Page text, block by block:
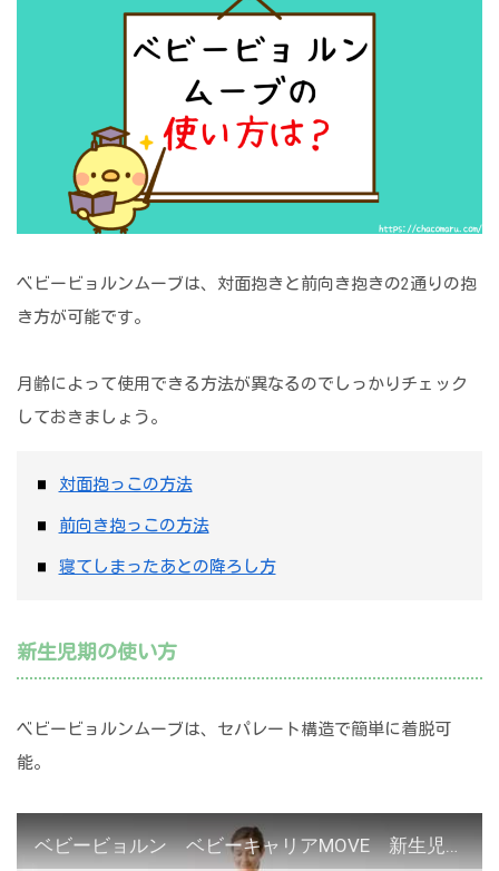
ベビービョルンムーブは、対面抱きと前向き抱きの2通りの抱
き方が可能です。
月齢によって使用できる方法が異なるのでしっかりチェック
しておきましょう。
対面抱っこの方法
前向き抱っこの方法
寝てしまったあとの降ろし方
新生児期の使い方
ベビービョルンムーブは、セパレート構造で簡単に着脱可
能。
ベビービョルン ベビーキャリアMOVE 新生児 対面抱っこの方法